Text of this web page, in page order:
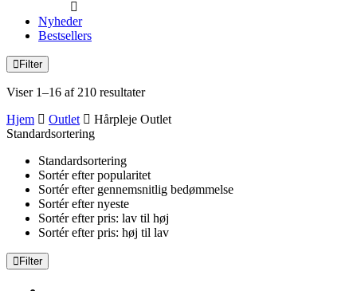
Nyheder
Bestsellers
Filter
Viser 1–16 af 210 resultater
Hjem
Outlet
Hårpleje Outlet
Standardsortering
Standardsortering
Sortér efter popularitet
Sortér efter gennemsnitlig bedømmelse
Sortér efter nyeste
Sortér efter pris: lav til høj
Sortér efter pris: høj til lav
Filter